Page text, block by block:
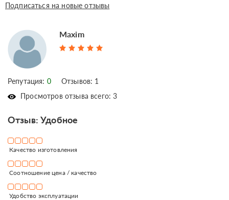
Подписаться на новые отзывы
Maxim
Репутация: 0
Отзывов: 1
Просмотров отзыва всего: 3
Отзыв: Удобное
Качество изготовления
Соотношение цена / качество
Удобство эксплуатации